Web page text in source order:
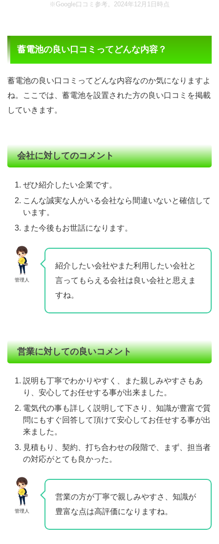
※Google口コミ参考。2024年12月1日時点
蓄電池の良い口コミってどんな内容？
蓄電池の良い口コミってどんな内容なのか気になりますよ
ね。ここでは、蓄電池を設置された方の良い口コミを掲載
していきます。
会社に対してのコメント
ぜひ紹介したい企業です。
こんな誠実な人がいる会社なら間違いないと確信して
います。
また今後もお世話になります。
管理人
紹介したい会社やまた利用したい会社と
言ってもらえる会社は良い会社と思えま
すね。
営業に対しての良いコメント
説明も丁寧でわかりやすく、また親しみやすさもあ
り、安心してお任せする事が出来ました。
電気代の事も詳しく説明して下さり、知識が豊富で質
問にもすぐ回答して頂けて安心してお任せする事が出
来ました。
見積もり、契約、打ち合わせの段階で、まず、担当者
の対応がとても良かった。
管理人
営業の方が丁寧で親しみやすさ、知識が
豊富な点は高評価になりますね。